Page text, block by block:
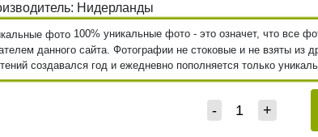
Нидерланды
100% уникальные фото - это означет, что все
данного сайта. Фотографии не стоковые и не взяты из
создавался год и ежедневно пополняется только
- +